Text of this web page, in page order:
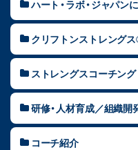
ハート・ラボ・ジャパン
クリフトンストレング
ストレングスコーチング
研修・人材育成／組織開
コーチ紹介